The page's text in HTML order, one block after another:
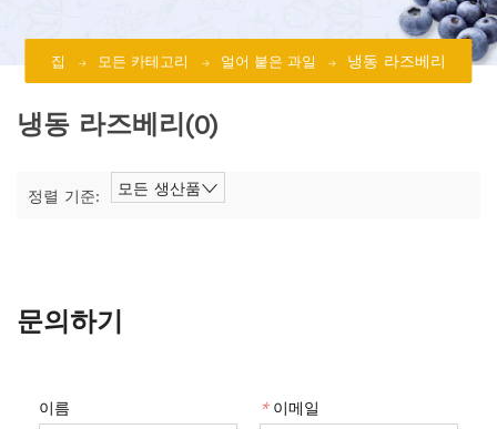
집 모든 카테고리 얼어 붙은 과일 냉동 라즈베리
냉동 라즈베리 (0)
정렬 기준: 모든 생산품
문의하기
이름 * 이메일